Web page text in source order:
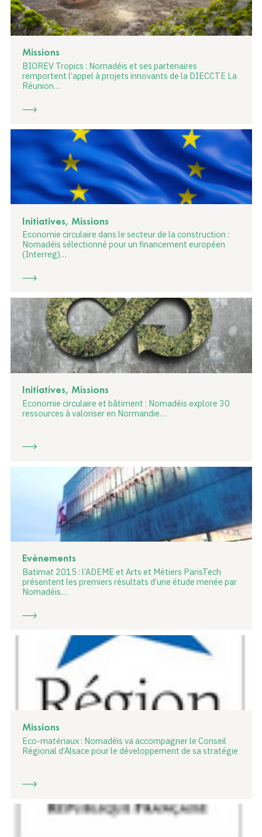
Missions
BIOREV Tropics : Nomadéis et ses partenaires
remportent l’appel à projets innovants de la DIECCTE La
Réunion…
Initiatives, Missions
Economie circulaire dans le secteur de la construction :
Nomadéis sélectionné pour un financement européen
(Interreg)…
Initiatives, Missions
Economie circulaire et bâtiment : Nomadéis explore 30
ressources à valoriser en Normandie…
Evènements
Batimat 2015 : l’ADEME et Arts et Métiers ParisTech
présentent les premiers résultats d’une étude menée par
Nomadéis…
Missions
Eco-matériaux : Nomadéis va accompagner le Conseil
Régional d’Alsace pour le développement de sa stratégie